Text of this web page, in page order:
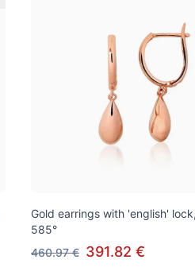
Gold earrings with 'english'
585°
460.97 € 391.82 €